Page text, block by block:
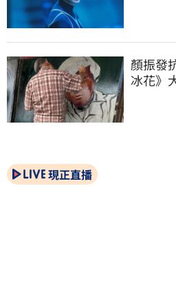
顏振發
冰花》
現正直播